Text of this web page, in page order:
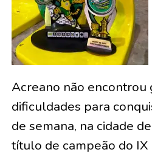
Acreano não encontrou
dificuldades para
de semana, na cidade
título de campeão do